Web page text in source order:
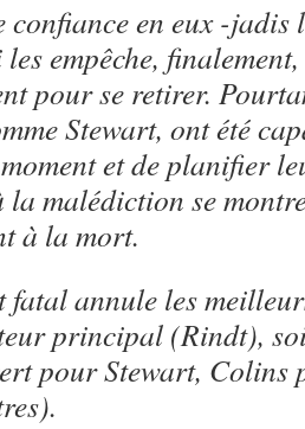
confiance en eux -
empêche,
pour se retirer.
Stewart, ont été
et de planifier
la malédiction se
à la mort.
fatal annule les
principal (Rindt),
pour Stewart, Colins